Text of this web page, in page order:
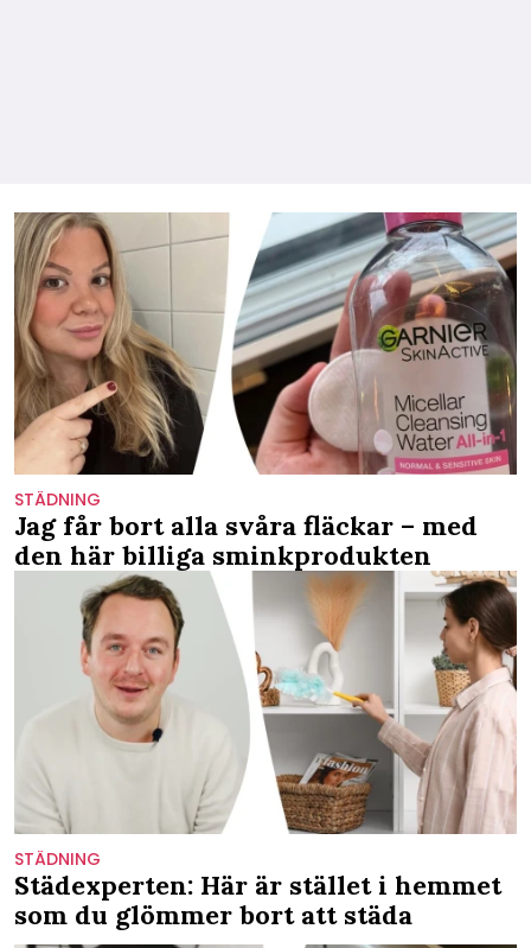
STÄDNING
Jag får bort alla svåra fläckar – med
den här billiga sminkprodukten
STÄDNING
Städexperten: Här är stället i hemmet
som du glömmer bort att städa